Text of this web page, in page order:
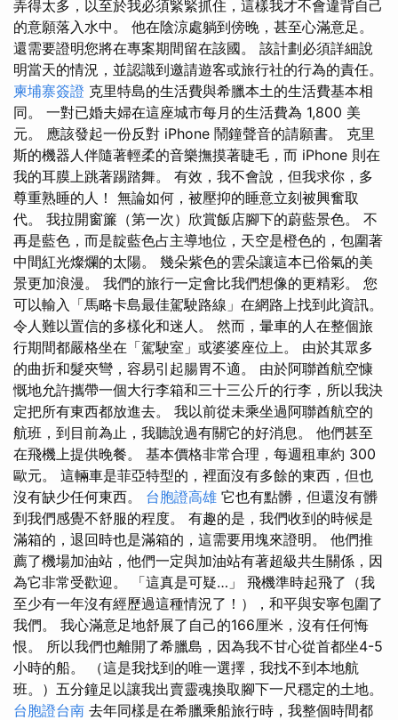
弄得太多，以至於我必須緊緊抓住，這樣我才不會違背自己
的意願落入水中。 他在陰涼處躺到傍晚，甚至心滿意足。
還需要證明您將在專案期間留在該國。 該計劃必須詳細說
明當天的情況，並認識到邀請遊客或旅行社的行為的責任。
柬埔寨簽證 克里特島的生活費與希臘本土的生活費基本相
同。 一對已婚夫婦在這座城市每月的生活費為 1,800 美
元。 應該發起一份反對 iPhone 鬧鐘聲音的請願書。 克里
斯的機器人伴隨著輕柔的音樂撫摸著睫毛，而 iPhone 則在
我的耳膜上跳著踢踏舞。 有效，我不會說，但我求你，多
尊重熟睡的人！ 無論如何，被壓抑的睡意立刻被興奮取
代。 我拉開窗簾（第一次）欣賞飯店腳下的蔚藍景色。 不
再是藍色，而是靛藍色占主導地位，天空是橙色的，包圍著
中間紅光燦爛的太陽。 幾朵紫色的雲朵讓這本已俗氣的美
景更加浪漫。 我們的旅行一定會比我們想像的更精彩。 您
可以輸入「馬略卡島最佳駕駛路線」在網路上找到此資訊。
令人難以置信的多樣化和迷人。 然而，暈車的人在整個旅
行期間都嚴格坐在「駕駛室」或婆婆座位上。 由於其眾多
的曲折和髮夾彎，容易引起腸胃不適。 由於阿聯酋航空慷
慨地允許攜帶一個大行李箱和三十三公斤的行李，所以我決
定把所有東西都放進去。 我以前從未乘坐過阿聯酋航空的
航班，到目前為止，我聽說過有關它的好消息。 他們甚至
在飛機上提供晚餐。 基本價格非常合理，每週租車約 300
歐元。 這輛車是菲亞特型的，裡面沒有多餘的東西，但也
沒有缺少任何東西。 台胞證高雄 它也有點髒，但還沒有髒
到我們感覺不舒服的程度。 有趣的是，我們收到的時候是
滿箱的，退回時也是滿箱的，這需要用塊來證明。 他們推
薦了機場加油站，他們一定與加油站有著超級共生關係，因
為它非常受歡迎。 「這真是可疑…」 飛機準時起飛了（我
至少有一年沒有經歷過這種情況了！），和平與安寧包圍了
我們。 我心滿意足地舒展了自己的166厘米，沒有任何悔
恨。 所以我們也離開了希臘島，因為我不甘心從首都坐4-5
小時的船。 （這是我找到的唯一選擇，我找不到本地航
班。）五分鐘足以讓我出賣靈魂換取腳下一尺穩定的土地。
台胞證台南 去年同樣是在希臘乘船旅行時，我整個時間都